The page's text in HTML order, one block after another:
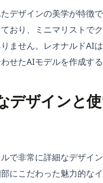
デザインの美学が特徴
おり、ミニマリストで
ません。レオナルドAI
せたAIモデルを作成する
デザインと
で非常に詳細なデザイ
にこだわった魅力的な